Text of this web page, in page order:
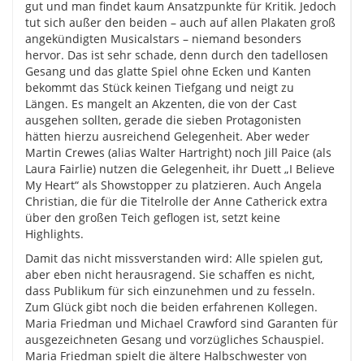
gut und man findet kaum Ansatzpunkte für Kritik. Jedoch
tut sich außer den beiden – auch auf allen Plakaten groß
angekündigten Musicalstars – niemand besonders
hervor. Das ist sehr schade, denn durch den tadellosen
Gesang und das glatte Spiel ohne Ecken und Kanten
bekommt das Stück keinen Tiefgang und neigt zu
Längen. Es mangelt an Akzenten, die von der Cast
ausgehen sollten, gerade die sieben Protagonisten
hätten hierzu ausreichend Gelegenheit. Aber weder
Martin Crewes (alias Walter Hartright) noch Jill Paice (als
Laura Fairlie) nutzen die Gelegenheit, ihr Duett „I Believe
My Heart“ als Showstopper zu platzieren. Auch Angela
Christian, die für die Titelrolle der Anne Catherick extra
über den großen Teich geflogen ist, setzt keine
Highlights.
Damit das nicht missverstanden wird: Alle spielen gut,
aber eben nicht herausragend. Sie schaffen es nicht,
dass Publikum für sich einzunehmen und zu fesseln.
Zum Glück gibt noch die beiden erfahrenen Kollegen.
Maria Friedman und Michael Crawford sind Garanten für
ausgezeichneten Gesang und vorzügliches Schauspiel.
Maria Friedman spielt die ältere Halbschwester von